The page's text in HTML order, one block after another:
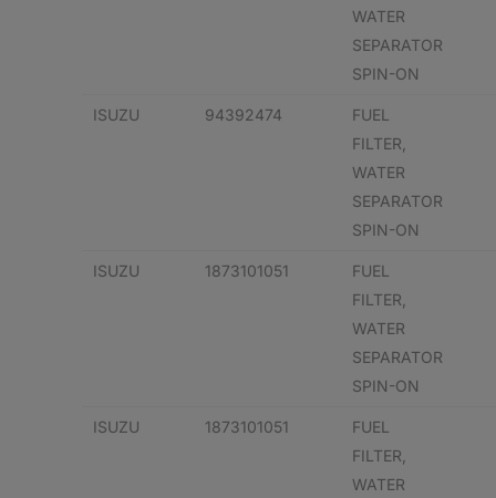
WATER
SEPARATOR
SPIN-ON
ISUZU 94392474
FUEL
FILTER,
WATER
SEPARATOR
SPIN-ON
ISUZU 1873101051
FUEL
FILTER,
WATER
SEPARATOR
SPIN-ON
ISUZU 1873101051
FUEL
FILTER,
WATER